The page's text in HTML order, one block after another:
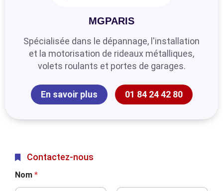
MGPARIS
Spécialisée dans le dépannage, l'installation
et la motorisation de rideaux métalliques,
volets roulants et portes de garages.
En savoir plus 01 84 24 42 80
Contactez-nous
Nom *